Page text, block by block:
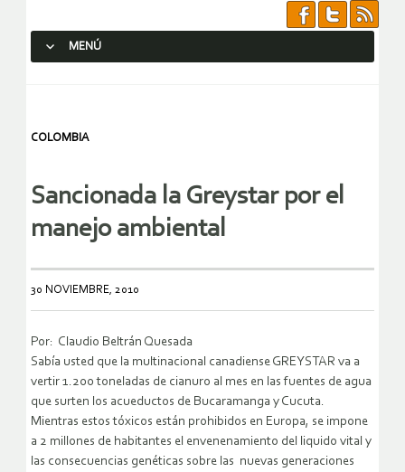
MENÚ
COLOMBIA
Sancionada la Greystar por el
manejo ambiental
30 NOVIEMBRE, 2010
Por: Claudio Beltrán Quesada
Sabía usted que la multinacional canadiense GREYSTAR va a
vertir 1.200 toneladas de cianuro al mes en las fuentes de agua
que surten los acueductos de Bucaramanga y Cucuta.
Mientras estos tóxicos están prohibidos en Europa, se impone
a 2 millones de habitantes el envenenamiento del liquido vital y
las consecuencias genéticas sobre las nuevas generaciones